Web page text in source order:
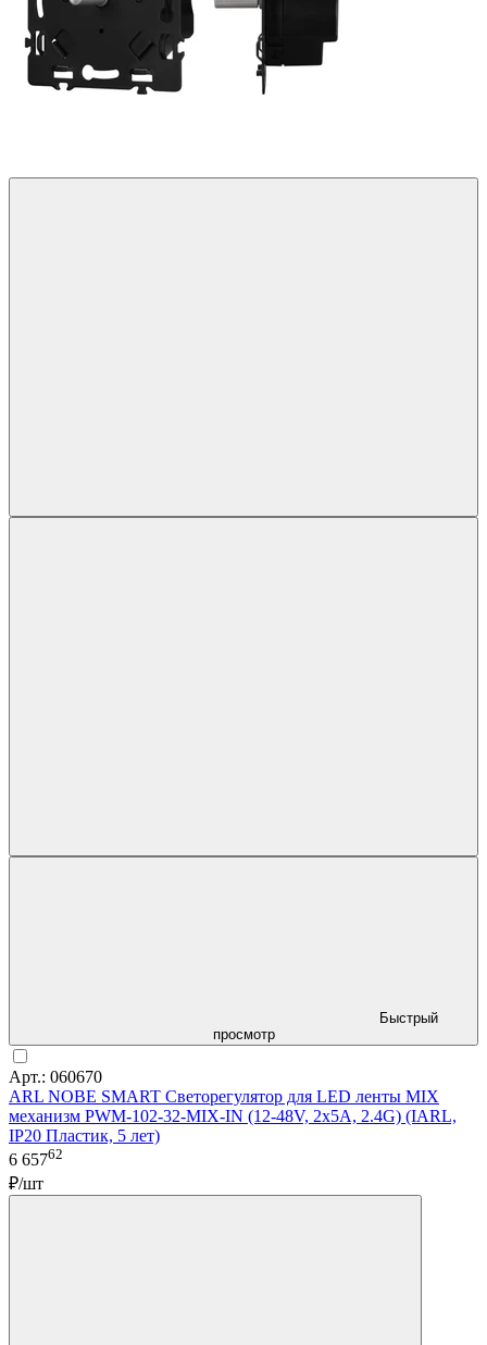
Быстрый
просмотр
Арт.: 060670
ARL NOBE SMART Светорегулятор для LED ленты MIX
механизм PWM-102-32-MIX-IN (12-48V, 2x5A, 2.4G) (IARL,
IP20 Пластик, 5 лет)
6 65762
₽/шт